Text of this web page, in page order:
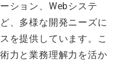
ション、Webシステ
、多様な開発ニーズに
を提供しています。こ
力と業務理解力を活か